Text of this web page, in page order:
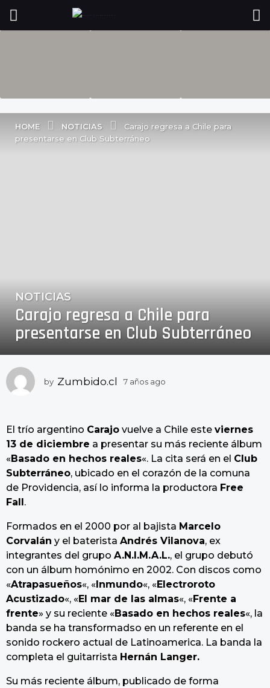
HOME NOTICIAS
Carajo regresa a Chile para
presentarse en Club Subterráneo
7
a
o
s
a
g
a
ñ
o
s
a
g
NOTICIAS
Carajo regresa a Chile para
presentarse en Club Subterráneo
by Zumbido.cl 7 años ago
s
g
o
El trío argentino Carajo vuelve a Chile este viernes
13 de diciembre a presentar su más reciente álbum
«Basado en hechos reales«. La cita será en el Club
Subterráneo, ubicado en el corazón de la comuna
de Providencia, así lo informa la productora Free
Fall.
Formados en el 2000 por al bajista Marcelo
Corvalán y el baterista Andrés Vilanova, ex
integrantes del grupo A.N.I.M.A.L., el grupo debutó
con un álbum homónimo en 2002. Con discos como
«Atrapasueños«, «Inmundo«, «Electroroto
Acustizado«, «El mar de las almas«, «Frente a
frente» y su reciente «Basado en hechos reales«, la
banda se ha transformadso en un referente en el
sonido rockero actual de Latinoamerica. La banda la
completa el guitarrista Hernán Langer.
Su más reciente álbum, publicado de forma